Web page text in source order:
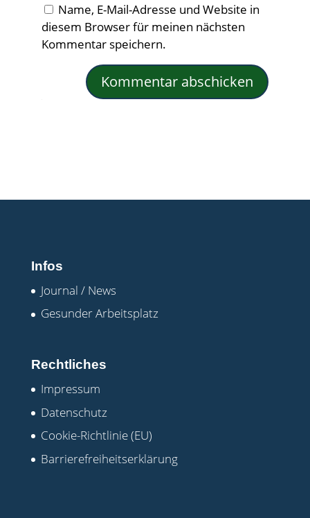
Name, E-Mail-Adresse und Website in
diesem Browser für meinen nächsten
Kommentar speichern.
Kommentar abschicken
Infos
Journal / News
Gesunder Arbeitsplatz
Rechtliches
Impressum
Datenschutz
Cookie-Richtlinie (EU)
Barrierefreiheitserklärung